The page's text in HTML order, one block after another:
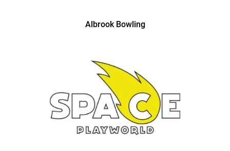
Albrook Bowling